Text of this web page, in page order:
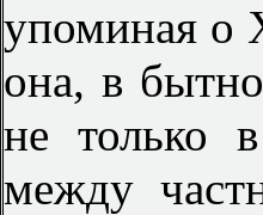
упоминая о
она, в
не только
между